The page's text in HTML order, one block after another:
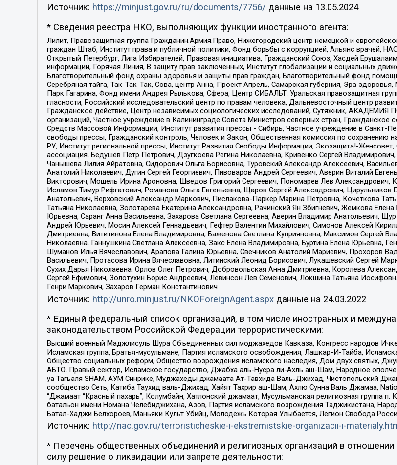
Источник: https://minjust.gov.ru/ru/documents/7756/ данные на 13.05.2024
* Сведения реестра НКО, выполняющих функции иностранного агента:
Лилит, Правозащитная группа Гражданин.Армия.Право, Нижегородский центр немецкой и
граждан Штаб, Институт права и публичной политики, Фонд борьбы с коррупцией, Альянс врачей,
Открытый Петербург, Лига Избирателей, Правовая инициатива, Гражданский Союз, Хасдей
информации, Горячая Линия, В защиту прав заключенных, Институт глобализации и социальных
Благотворительный фонд охраны здоровья и защиты прав граждан, Благотворительный фонд
Серебряная тайга, Так-Так-Так, Сова, центр Анна, Проект Апрель, Самарская губерния, Эра
Парк Гагарина, Фонд имени Андрея Рылькова, Сфера, Центр СИБАЛЬТ, Уральская правозащитная
гласности, Российский исследовательский центр по правам человека, Дальневосточный центр
Гражданское действие, Центр независимых социологических исследований, Сутяжник,
организаций, Частное учреждение в Калининграде Совета Министров северных стран,
Средств Массовой Информации, Институт развития прессы - Сибирь, Частное учреждение в Санкт-
свободы прессы, Гражданский контроль, Человек и Закон, Общественная комиссия по сохранению
РУ, Институт региональной прессы, Институт Развития Свободы Информации, Экозащита!-
ассоциация, Бедушев Петр Петрович, Дзугкоева Регина Николаевна, Кривенко Сергей
Чанышева Лилия Айратовна, Сидорович Ольга Борисовна, Туровский Александр Алексеевич,
Анатолий Николаевич, Дугин Сергей Георгиевич, Пивоваров Андрей Сергеевич, Аверин Виталий
Викторович, Мошель Ирина Ароновна, Шведов Григорий Сергеевич, Пономарев Лев Александрович,
Исламов Тимур Рифгатович, Романова Ольга Евгеньевна, Щаров Сергей Алексадрович,
Анатольевич, Верховский Александр Маркович, Пислакова-Паркер Марина Петровна, Кочеткова
Татьяна Николаевна, Золотарева Екатерина Александровна, Рачинский Ян Збигневич, Жемкова
Юрьевна, Саранг Анна Васильевна, Захарова Светлана Сергеевна, Аверин Владимир Анатольевич,
Андрей Юрьевич, Мосин Алексей Геннадьевич, Гефтер Валентин Михайлович, Симонов Алексей
Дмитриевна, Вититинова Елена Владимировна, Баженова Светлана Куприяновна, Максимов Сергей
Николаевна, Ганнушкина Светлана Алексеевна, Закс Елена Владимировна, Буртина Елена Юрьевна,
Шуманов Илья Вячеславович, Арапова Галина Юрьевна, Свечников Анатолий Мариевич, Прохоров
Васильевич, Протасова Ирина Вячеславовна, Литинский Леонид Борисович, Лукашевский Сергей
Сухих Дарья Николаевна, Орлов Олег Петрович, Добровольская Анна Дмитриевна, Королева
Сергей Ефимович, Золотухин Борис Андреевич, Левинсон Лев Семенович, Локшина Татьяна
Генри Маркович, Захаров Герман Константинович
Источник: http://unro.minjust.ru/NKOForeignAgent.aspxданные на 24.03.2022
* Единый федеральный список организаций, в том числе иностранных и
законодательством Российской Федерации террористическими:
Высший военный Маджлисуль Шура Объединенных сил моджахедов Кавказа, Конгресс народов
Исламская группа, Братья-мусульмане, Партия исламского освобождения, Лашкар-И-Тайба,
Общество социальных реформ, Общество возрождения исламского наследия, Дом двух святых,
АБТО, Правый сектор, Исламское государство, Джабха аль-Нусра ли-Ахль аш-Шам, Народное
уа Тагьаля SHAM, АУМ Синрике, Муджахеды джамаата Ат-Тавхида Валь-Джихад, Чистопольский
сообщество Сеть, Катиба Таухид валь-Джихад, Хайят Тахрир аш-Шам, Ахлю Сунна Валь Джамаа,
“Джамаат “Красный пахарь”, Колумбайн, Хатлонский джамаат, Мусульманская религиозная группа
батальон имени Номана Челебиджихана, Азов, Партия исламского возрождения Таджикистана,
Батал-Хаджи Белхороев, Маньяки Культ Убийц, Молодёжь Которая Улыбается, Легион Свобода
Источник: http://nac.gov.ru/terroristicheskie-i-ekstremistskie-organizacii-i-
* Перечень общественных объединений и религиозных организаций в
силу решение о ликвидации или запрете деятельности: